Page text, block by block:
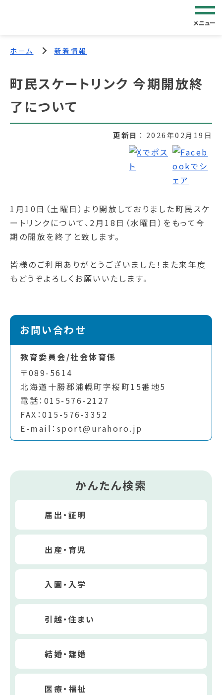
メニュー
ホーム 新着情報
町民スケートリンク 今期開放終
了について
更新日 2026年02月19日
1月10日（土曜日）より開放しておりました町民スケ
ートリンクについて、2月18日（水曜日）をもって今
期の開放を終了と致します。
皆様のご利用ありがとうございました！また来年度
もどうぞよろしくお願いいたします。
お問い合わせ
教育委員会/社会体育係
〒089-5614
北海道十勝郡浦幌町字桜町15番地5
電話：015-576-2127
FAX：015-576-3352
E-mail：sport@urahoro.jp
かんたん検索
届出・証明
出産・育児
入園・入学
引越・住まい
結婚・離婚
医療・福祉